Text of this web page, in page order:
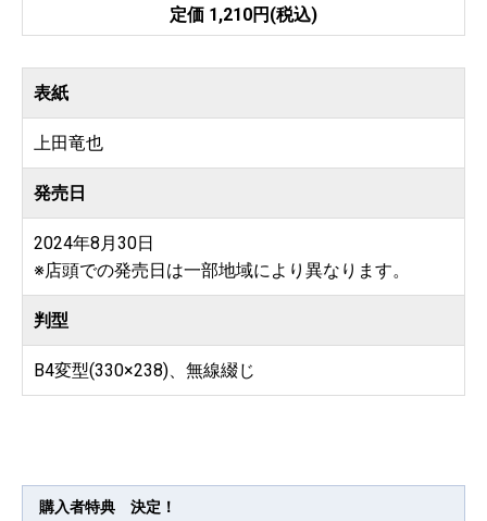
定価 1,210円(税込)
表紙
上田竜也
発売日
2024年8月30日
※店頭での発売日は一部地域により異なります。
判型
B4変型(330×238)、無線綴じ
購入者特典 決定！